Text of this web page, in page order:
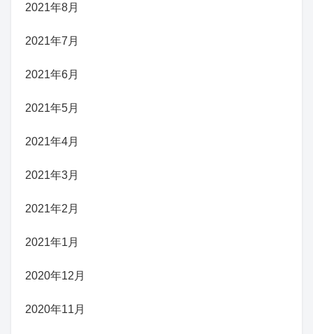
2021年8月
2021年7月
2021年6月
2021年5月
2021年4月
2021年3月
2021年2月
2021年1月
2020年12月
2020年11月